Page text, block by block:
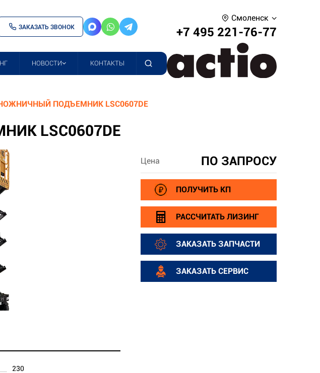
ЗАКАЗАТЬ ЗВОНОК
Смоленск
+7 495 221-76-77
НОВОСТИ КОНТАКТЫ
ПОДЪЕМНИК LSC0607DE
LSC0607DE
230
Цена ПО ЗАПРОСУ
ПОЛУЧИТЬ КП
РАССЧИТАТЬ ЛИЗИНГ
ЗАКАЗАТЬ ЗАПЧАСТИ
ЗАКАЗАТЬ СЕРВИС